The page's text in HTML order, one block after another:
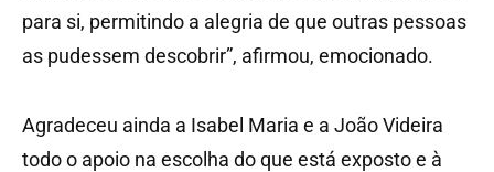
para si, permitindo a alegria de que outras pessoas
as pudessem descobrir”, afirmou, emocionado.
Agradeceu ainda a Isabel Maria e a João Videira
todo o apoio na escolha do que está exposto e à